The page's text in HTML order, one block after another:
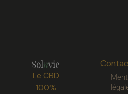
Le CBD
100%